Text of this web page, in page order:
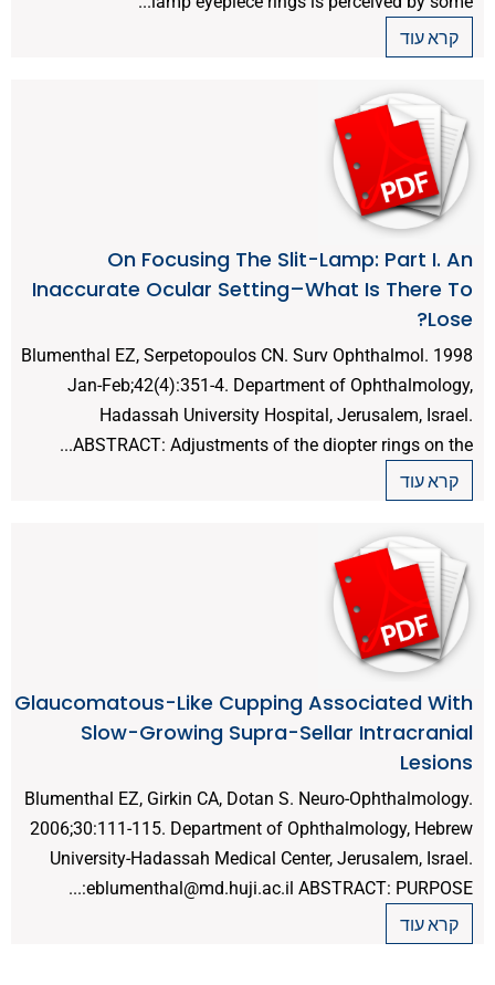
קרא עוד
On Focusing The Slit-Lamp: Part I. An
Inaccurate Ocular Setting–What Is There To
Lose?
Blumenthal EZ, Serpetopoulos CN. Surv Ophthalmol. 1998
Jan-Feb;42(4):351-4. Department of Ophthalmology,
Hadassah University Hospital, Jerusalem, Israel.
ABSTRACT: Adjustments of the diopter rings on the...
קרא עוד
Glaucomatous-Like Cupping Associated With
Slow-Growing Supra-Sellar Intracranial
Lesions
Blumenthal EZ, Girkin CA, Dotan S. Neuro-Ophthalmology.
2006;30:111-115. Department of Ophthalmology, Hebrew
University-Hadassah Medical Center, Jerusalem, Israel.
eblumenthal@md.huji.ac.il ABSTRACT: PURPOSE:...
קרא עוד